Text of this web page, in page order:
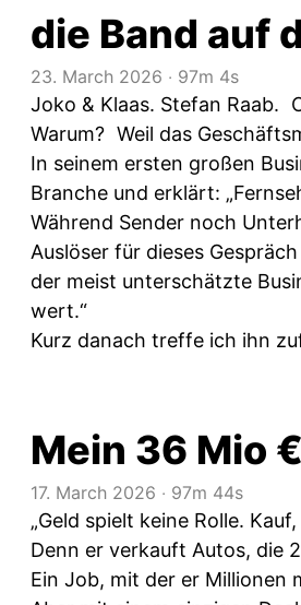
die Band auf
23. March 2026 ‧ 97m 4s
Joko & Klaas. Stefan Raab.
Warum? Weil das
In seinem ersten großen
Branche und erklärt:
Während Sender noch
Auslöser für dieses
der meist unterschätzte
wert.“
Kurz danach treffe ich ihn
Mein 36 Mio
17. March 2026 ‧ 97m 44s
„Geld spielt keine Rolle.
Denn er verkauft Autos, die
Ein Job, mit der er Millionen